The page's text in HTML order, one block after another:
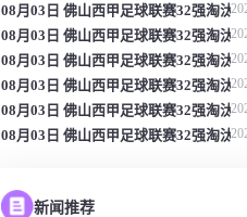
08月03日 佛山西甲足球联赛32强淘汰
08月03日 佛山西甲足球联赛32强淘汰
08月03日 佛山西甲足球联赛32强淘汰
08月03日 佛山西甲足球联赛32强淘汰
08月03日 佛山西甲足球联赛32强淘汰
08月03日 佛山西甲足球联赛32强淘汰
新闻推荐